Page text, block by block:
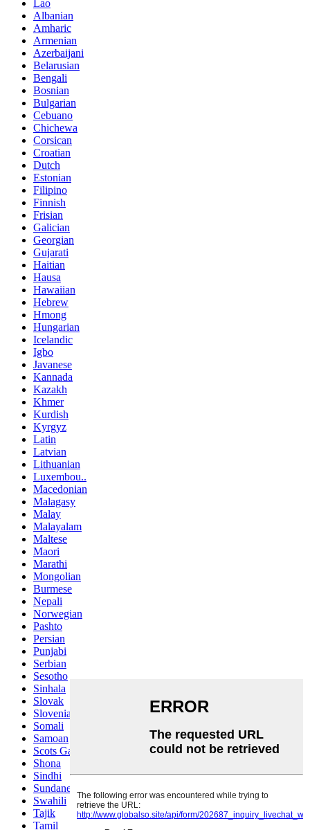
Lao
Albanian
Amharic
Armenian
Azerbaijani
Belarusian
Bengali
Bosnian
Bulgarian
Cebuano
Chichewa
Corsican
Croatian
Dutch
Estonian
Filipino
Finnish
Frisian
Galician
Georgian
Gujarati
Haitian
Hausa
Hawaiian
Hebrew
Hmong
Hungarian
Icelandic
Igbo
Javanese
Kannada
Kazakh
Khmer
Kurdish
Kyrgyz
Latin
Latvian
Lithuanian
Luxembou..
Macedonian
Malagasy
Malay
Malayalam
Maltese
Maori
Marathi
Mongolian
Burmese
Nepali
Norwegian
Pashto
Persian
Punjabi
Serbian
Sesotho
Sinhala
Slovak
Slovenian
Somali
Samoan
Scots Gaelic
Shona
Sindhi
Sundanese
Swahili
Tajik
Tamil